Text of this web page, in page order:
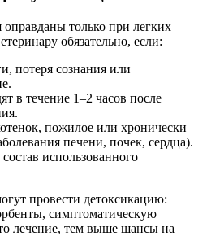
только при легких
обязательно, если:
потеря сознания или
в течение 1–2 часов после
пожилое или хронически
печени, почек, сердца).
использованного
провести детоксикацию:
симптоматическую
лечение, тем выше шансы на